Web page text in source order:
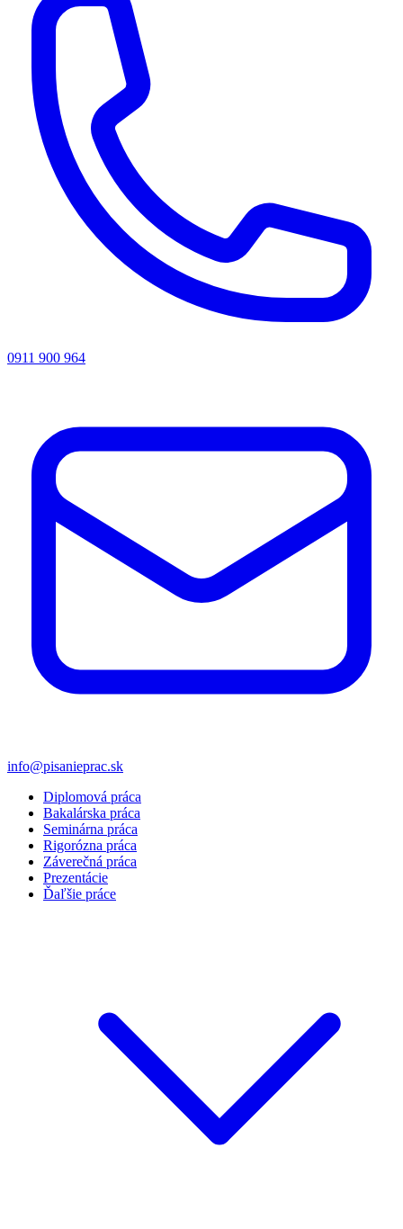
0911 900 964
info@pisanieprac.sk
Diplomová práca
Bakalárska práca
Seminárna práca
Rigorózna práca
Záverečná práca
Prezentácie
Ďaľšie práce